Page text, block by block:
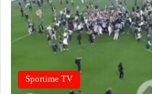
Sportime TV